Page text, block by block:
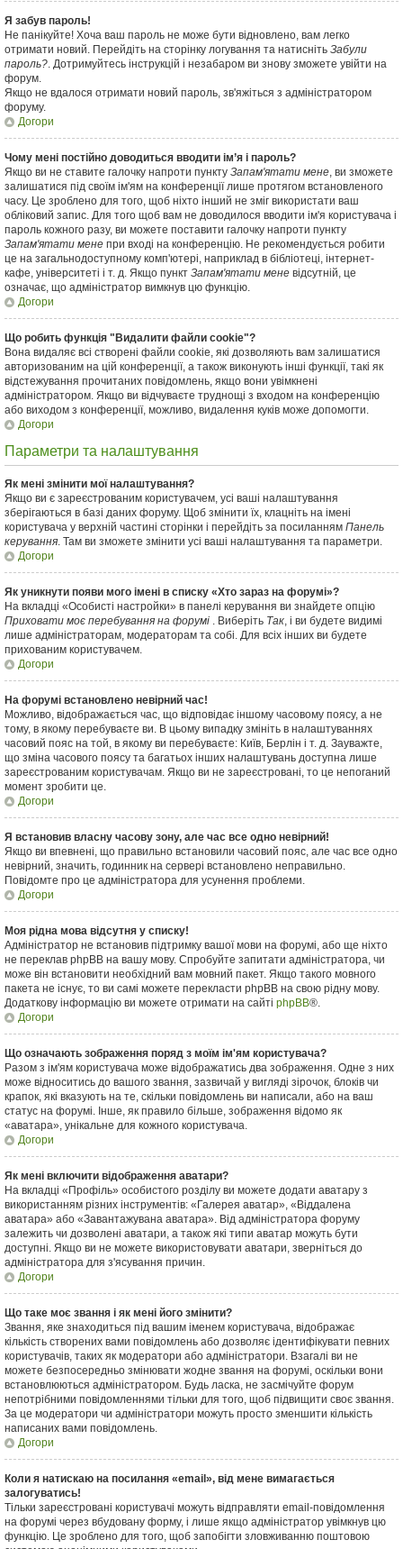
Я забув пароль!
Не панікуйте! Хоча ваш пароль не може бути відновлено, вам легко
отримати новий. Перейдіть на сторінку логування та натисніть Забули
пароль?. Дотримуйтесь інструкцій і незабаром ви знову зможете увійти на
форум.
Якщо не вдалося отримати новий пароль, зв'яжіться з адміністратором
форуму.
Догори
Чому мені постійно доводиться вводити ім’я і пароль?
Якщо ви не ставите галочку напроти пункту Запам'ятати мене, ви зможете
залишатися під своїм ім'ям на конференції лише протягом встановленого
часу. Це зроблено для того, щоб ніхто інший не зміг використати ваш
обліковий запис. Для того щоб вам не доводилося вводити ім'я користувача і
пароль кожного разу, ви можете поставити галочку напроти пункту
Запам'ятати мене при вході на конференцію. Не рекомендується робити
це на загальнодоступному комп'ютері, наприклад в бібліотеці, інтернет-
кафе, університеті і т. д. Якщо пункт Запам'ятати мене відсутній, це
означає, що адміністратор вимкнув цю функцію.
Догори
Що робить функція "Видалити файли cookie"?
Вона видаляє всі створені файли cookie, які дозволяють вам залишатися
авторизованим на цій конференції, а також виконують інші функції, такі як
відстежування прочитаних повідомлень, якщо вони увімкнені
адміністратором. Якщо ви відчуваєте труднощі з входом на конференцію
або виходом з конференції, можливо, видалення куків може допомогти.
Догори
Параметри та налаштування
Як мені змінити мої налаштування?
Якщо ви є зареєстрованим користувачем, усі ваші налаштування
зберігаються в базі даних форуму. Щоб змінити їх, клацніть на імені
користувача у верхній частині сторінки і перейдіть за посиланням Панель
керування. Там ви зможете змінити усі ваші налаштування та параметри.
Догори
Як уникнути появи мого імені в списку «Хто зараз на форумі»?
На вкладці «Особисті настройки» в панелі керування ви знайдете опцію
Приховати моє перебування на форумі . Виберіть Так, і ви будете видимі
лише адміністраторам, модераторам та собі. Для всіх інших ви будете
прихованим користувачем.
Догори
На форумі встановлено невірний час!
Можливо, відображається час, що відповідає іншому часовому поясу, а не
тому, в якому перебуваєте ви. В цьому випадку змініть в налаштуваннях
часовий пояс на той, в якому ви перебуваєте: Київ, Берлін і т. д. Зауважте,
що зміна часового поясу та багатьох інших налаштувань доступна лише
зареєстрованим користувачам. Якщо ви не зареєстровані, то це непоганий
момент зробити це.
Догори
Я встановив власну часову зону, але час все одно невірний!
Якщо ви впевнені, що правильно встановили часовий пояс, але час все одно
невірний, значить, годинник на сервері встановлено неправильно.
Повідомте про це адміністратора для усунення проблеми.
Догори
Моя рідна мова відсутня у списку!
Адміністратор не встановив підтримку вашої мови на форумі, або ще ніхто
не переклав phpBB на вашу мову. Спробуйте запитати адміністратора, чи
може він встановити необхідний вам мовний пакет. Якщо такого мовного
пакета не існує, то ви самі можете перекласти phpBB на свою рідну мову.
Додаткову інформацію ви можете отримати на сайті phpBB®.
Догори
Що означають зображення поряд з моїм ім'ям користувача?
Разом з ім'ям користувача може відображатись два зображення. Одне з них
може відноситись до вашого звання, зазвичай у вигляді зірочок, блоків чи
крапок, які вказують на те, скільки повідомлень ви написали, або на ваш
статус на форумі. Інше, як правило більше, зображення відомо як
«аватара», унікальне для кожного користувача.
Догори
Як мені включити відображення аватари?
На вкладці «Профіль» особистого розділу ви можете додати аватару з
використанням різних інструментів: «Галерея аватар», «Віддалена
аватара» або «Завантажувана аватара». Від адміністратора форуму
залежить чи дозволені аватари, а також які типи аватар можуть бути
доступні. Якщо ви не можете використовувати аватари, зверніться до
адміністратора для з'ясування причин.
Догори
Що таке моє звання і як мені його змінити?
Звання, яке знаходиться під вашим іменем користувача, відображає
кількість створених вами повідомлень або дозволяє ідентифікувати певних
користувачів, таких як модератори або адміністратори. Взагалі ви не
можете безпосередньо змінювати жодне звання на форумі, оскільки вони
встановлюються адміністратором. Будь ласка, не засмічуйте форум
непотрібними повідомленнями тільки для того, щоб підвищити своє звання.
За це модератори чи адміністратори можуть просто зменшити кількість
написаних вами повідомлень.
Догори
Коли я натискаю на посилання «email», від мене вимагається
залогуватись!
Тільки зареєстровані користувачі можуть відправляти email-повідомлення
на форумі через вбудовану форму, і лише якщо адміністратор увімкнув цю
функцію. Це зроблено для того, щоб запобігти зловживанню поштовою